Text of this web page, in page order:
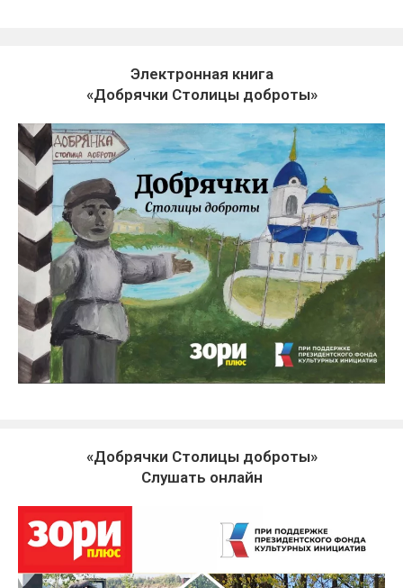
Электронная книга
«Добрячки Столицы доброты»
«Добрячки Столицы доброты»
Слушать онлайн